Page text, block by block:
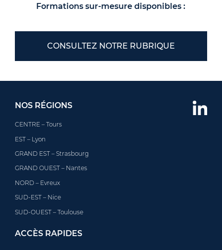
Formations sur-mesure disponibles :
CONSULTEZ NOTRE RUBRIQUE
NOS RÉGIONS
CENTRE – Tours
EST – Lyon
GRAND EST – Strasbourg
GRAND OUEST – Nantes
NORD – Evreux
SUD-EST – Nice
SUD-OUEST – Toulouse
ACCÈS RAPIDES